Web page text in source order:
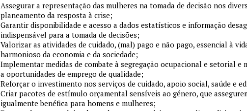
Assegurar a representação das mulheres na tomada de decisão nos
planeamento da resposta à crise;
Garantir disponibilidade e acesso a dados estatísticos e informação
indispensável para a tomada de decisões;
Valorizar as atividades de cuidado, (mal) pago e não pago, essencial à
harmonioso da economia e da sociedade;
Implementar medidas de combate à segregação ocupacional e setorial e
a oportunidades de emprego de qualidade;
Reforçar o investimento nos serviços de cuidado, apoio social, saúde e
Criar pacotes de estímulo orçamental sensíveis ao género, que
igualmente benéfica para homens e mulheres;